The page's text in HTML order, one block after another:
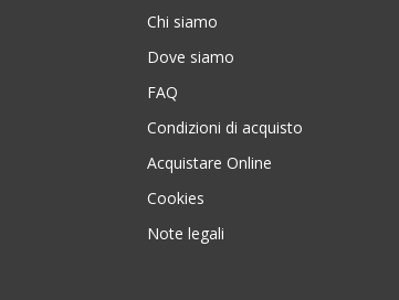
Chi siamo
Dove siamo
FAQ
Condizioni di acquisto
Acquistare Online
Cookies
Note legali